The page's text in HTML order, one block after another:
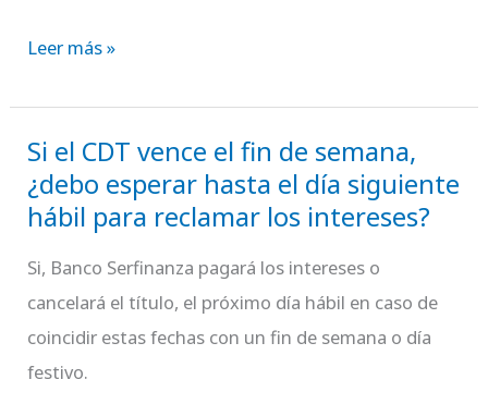
los
Leer más »
Si el CDT vence el fin de semana,
¿debo esperar hasta el día siguiente
hábil para reclamar los intereses?
Si, Banco Serfinanza pagará los intereses o
cancelará el título, el próximo día hábil en caso de
coincidir estas fechas con un fin de semana o día
festivo.
Si
el
CDT